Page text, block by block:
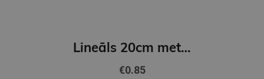
Lineāls 20cm metāla
€0.85